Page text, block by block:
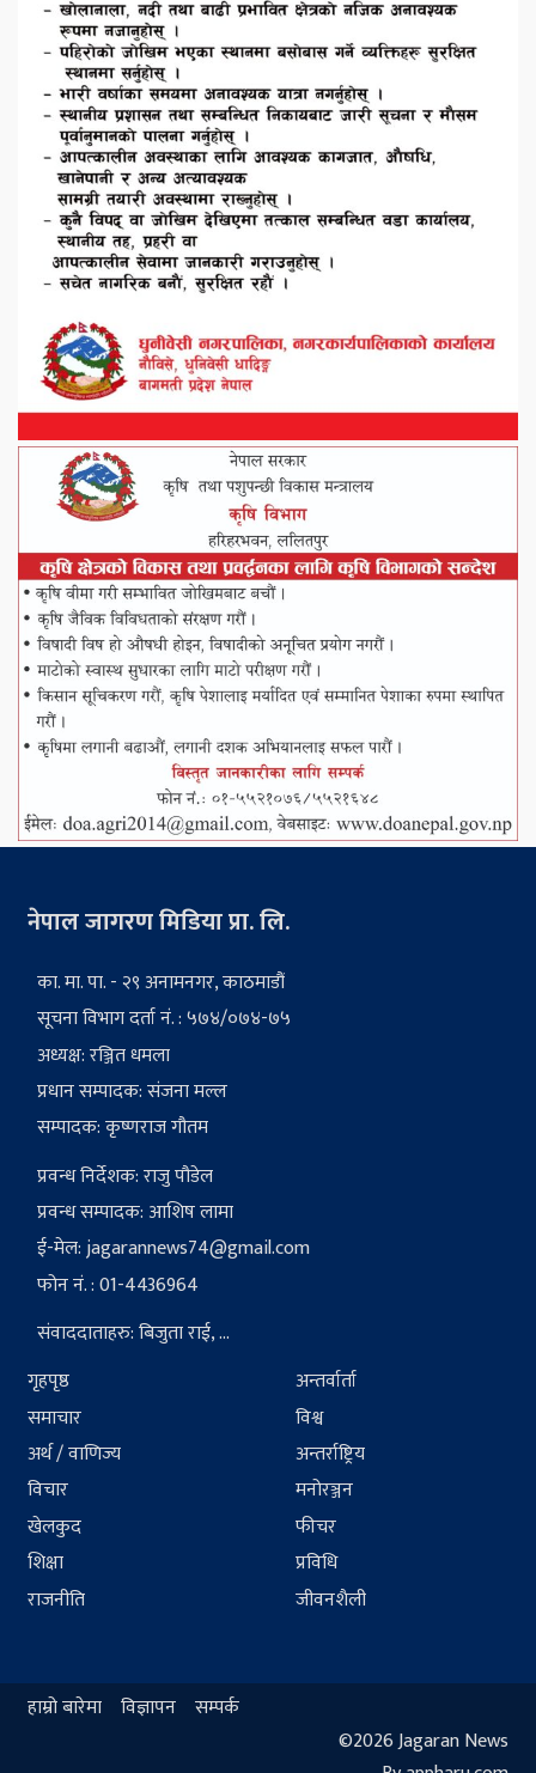
नेपाल जागरण मिडिया प्रा. लि.
का. मा. पा. - २९ अनामनगर, काठमाडौं
सूचना विभाग दर्ता नं. : ५७४/०७४-७५
अध्यक्ष: रञ्जित धमला
प्रधान सम्पादक: संजना मल्ल
सम्पादक: कृष्णराज गौतम
प्रवन्ध निर्देशक: राजु पौडेल
प्रवन्ध सम्पादक: आशिष लामा
ई-मेल:jagarannews74@gmail.com
फोन नं. : 01-4436964
संवाददाताहरु: बिजुता राई, ...
गृहपृष्ठ
समाचार
अर्थ / वाणिज्य
विचार
खेलकुद
शिक्षा
राजनीति
अन्तर्वार्ता
विश्व
अन्तर्राष्ट्रिय
मनोरञ्जन
फीचर
प्रविधि
जीवनशैली
हाम्रो बारेमा विज्ञापन सम्पर्क
©2026 Jagaran News